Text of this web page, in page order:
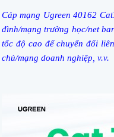
Cáp mạng Ugreen 40162
đình/mạng trường học/net
tốc độ cao để chuyển đổi
chủ/mạng doanh nghiệp, v.v.